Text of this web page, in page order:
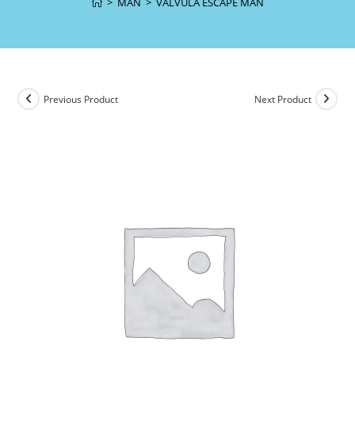
Previous Product Next Product